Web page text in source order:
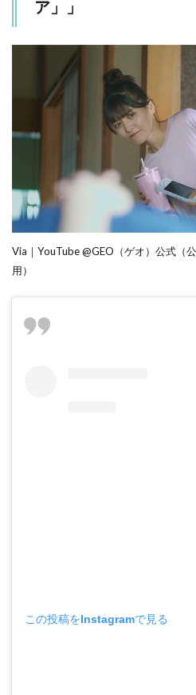
ア」」
Via｜YouTube @GEO（ゲオ）公式（
用）
この投稿をInstagramで見る